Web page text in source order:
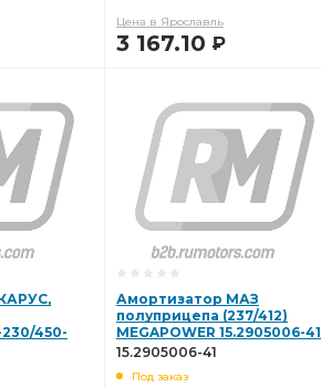
Цена в Ярославль
3 167.10 Р
450-
Амортизатор МАЗ
полуприцепа (237/412)
MEGAPOWER 15.2905006-41
15.2905006-41
Под заказ